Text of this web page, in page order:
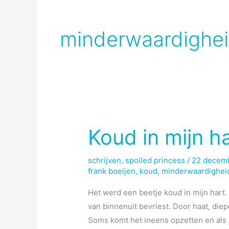
Koud in mijn
schrijven, spoiled princess / 22
frank boeijen, koud,
Het werd een beetje koud in mijn
van binnenuit bevriest. Door haat,
Soms komt het ineens opzetten en